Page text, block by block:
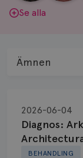
Se alla
BEHANDLING
Diagnos:
2026-06-04
Ämnen
Biopsi
Biverkningar